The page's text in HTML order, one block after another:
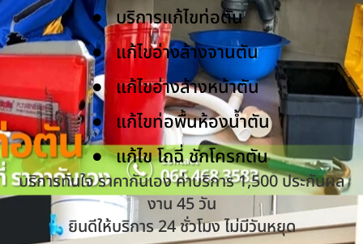
บริการแก้ไขท่อตัน
แก้ไขอ่างล้างจานตัน
แก้ไขอ่างล้างหน้าตัน
แก้ไขท่อพื้นห้องน้ำตัน
แก้ไข โถฉี่ ชักโครกตัน
บริการทันใจ ราคากันเอง ค่าบริการ 1,500 ประกันผล
งาน 45 วัน
ยินดีให้บริการ 24 ชั่วโมง ไม่มีวันหยุด